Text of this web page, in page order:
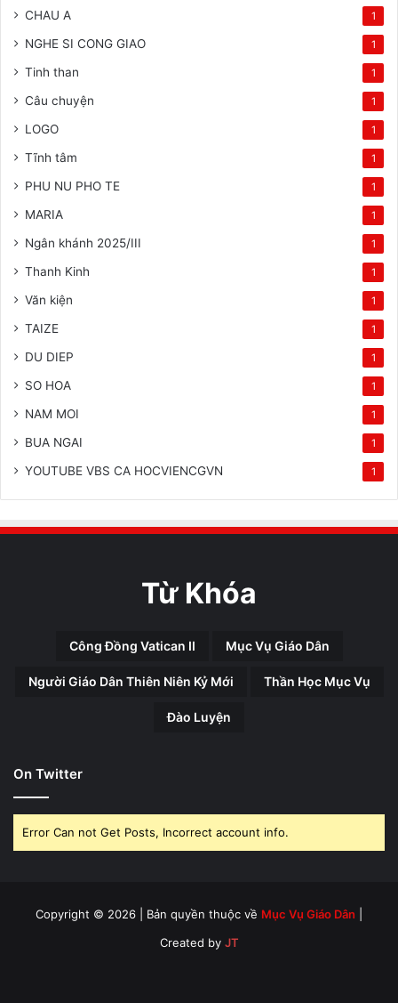
CHAU A 1
NGHE SI CONG GIAO 1
Tinh than 1
Câu chuyện 1
LOGO 1
Tĩnh tâm 1
PHU NU PHO TE 1
MARIA 1
Ngân khánh 2025/III 1
Thanh Kinh 1
Văn kiện 1
TAIZE 1
DU DIEP 1
SO HOA 1
NAM MOI 1
BUA NGAI 1
YOUTUBE VBS CA HOCVIENCGVN 1
Từ Khóa
Công Đồng Vatican II Mục Vụ Giáo Dân
Người Giáo Dân Thiên Niên Kỷ Mới Thần Học Mục Vụ
Đào Luyện
On Twitter
Error Can not Get Posts, Incorrect account info.
Copyright © 2026 | Bản quyền thuộc về Mục Vụ Giáo Dân
Created by JT